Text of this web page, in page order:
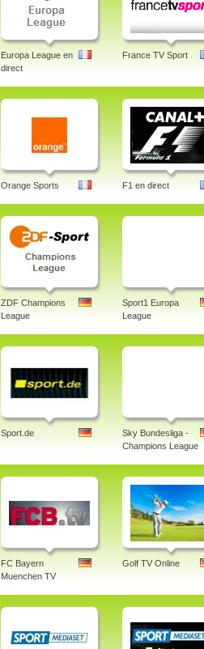
Europa League en
direct
France TV Sport
Orange Sports F1 en direct
ZDF Champions
League
Sport1 Europa
League
Sport.de
Sky Bundesliga -
Champions League
FC Bayern
Muenchen TV
Golf TV Online